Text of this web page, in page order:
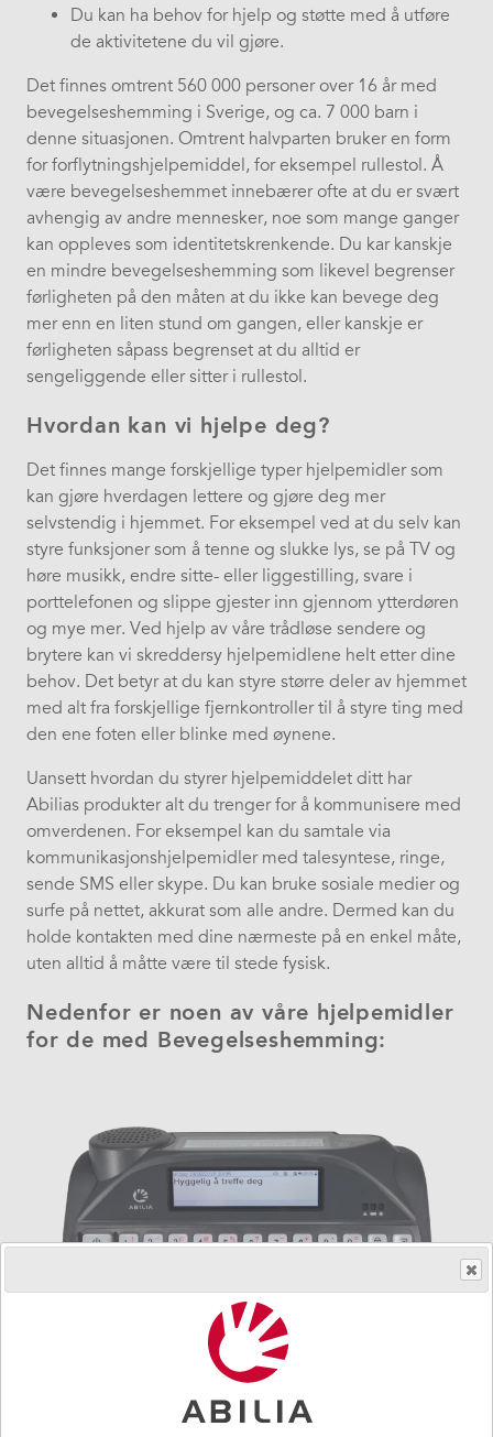
Du kan ha behov for hjelp og støtte med å utføre
de aktivitetene du vil gjøre.
Det finnes omtrent 560 000 personer over 16 år med
bevegelseshemming i Sverige, og ca. 7 000 barn i
denne situasjonen. Omtrent halvparten bruker en form
for forflytningshjelpemiddel, for eksempel rullestol. Å
være bevegelseshemmet innebærer ofte at du er svært
avhengig av andre mennesker, noe som mange ganger
kan oppleves som identitetskrenkende. Du kar kanskje
en mindre bevegelseshemming som likevel begrenser
førligheten på den måten at du ikke kan bevege deg
mer enn en liten stund om gangen, eller kanskje er
førligheten såpass begrenset at du alltid er
sengeliggende eller sitter i rullestol.
Hvordan kan vi hjelpe deg?
Det finnes mange forskjellige typer hjelpemidler som
kan gjøre hverdagen lettere og gjøre deg mer
selvstendig i hjemmet. For eksempel ved at du selv kan
styre funksjoner som å tenne og slukke lys, se på TV og
høre musikk, endre sitte- eller liggestilling, svare i
porttelefonen og slippe gjester inn gjennom ytterdøren
og mye mer. Ved hjelp av våre trådløse sendere og
brytere kan vi skreddersy hjelpemidlene helt etter dine
behov. Det betyr at du kan styre større deler av hjemmet
med alt fra forskjellige fjernkontroller til å styre ting med
den ene foten eller blinke med øynene.
Uansett hvordan du styrer hjelpemiddelet ditt har
Abilias produkter alt du trenger for å kommunisere med
omverdenen. For eksempel kan du samtale via
kommunikasjonshjelpemidler med talesyntese, ringe,
sende SMS eller skype. Du kan bruke sosiale medier og
surfe på nettet, akkurat som alle andre. Dermed kan du
holde kontakten med dine nærmeste på en enkel måte,
uten alltid å måtte være til stede fysisk.
Nedenfor er noen av våre hjelpemidler
for de med Bevegelseshemming:
Lightwriter